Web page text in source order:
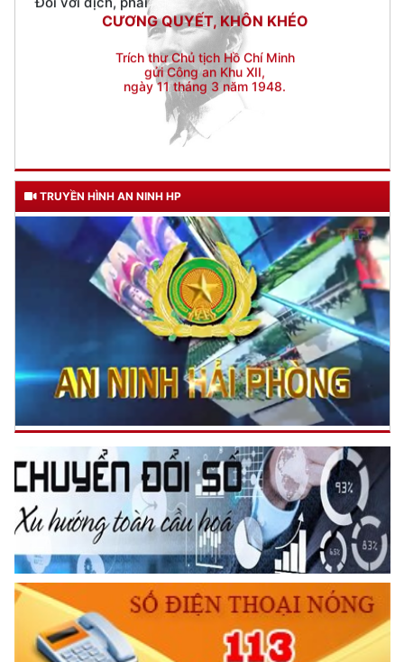
gửi Công an Khu XII,
ngày 11 tháng 3 năm 1948.
TRUYỀN HÌNH AN NINH HP